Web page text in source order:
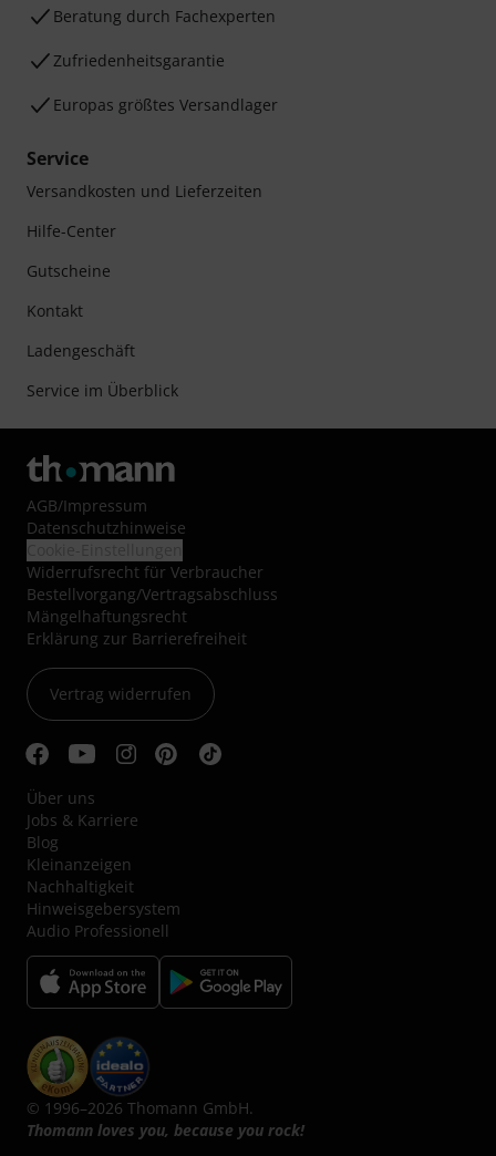
Beratung durch Fachexperten
Zufriedenheitsgarantie
Europas größtes Versandlager
Service
Versandkosten und Lieferzeiten
Hilfe-Center
Gutscheine
Kontakt
Ladengeschäft
Service im Überblick
AGB/Impressum
Datenschutzhinweise
Widerrufsrecht für Verbraucher
Bestellvorgang/Vertragsabschluss
Mängelhaftungsrecht
Erklärung zur Barrierefreiheit
Vertrag widerrufen
Über uns
Jobs & Karriere
Blog
Kleinanzeigen
Nachhaltigkeit
Hinweisgebersystem
Audio Professionell
© 1996–2026 Thomann GmbH.
Thomann loves you, because you rock!